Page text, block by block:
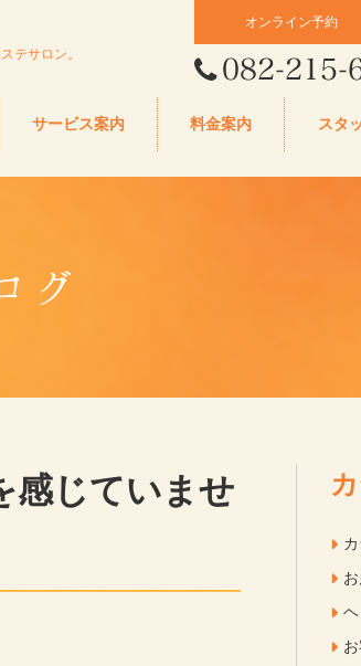
テサロン。
オンライン予約
サービス案内 料金案内 スタ
グ
感じていませ